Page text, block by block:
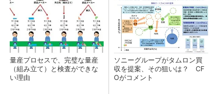
量産プロセスで、完璧な量産
（組み立て）と検査ができな
い理由
ソニーグループがタムロン買
収を提案、その狙いは？ CF
Oがコメント